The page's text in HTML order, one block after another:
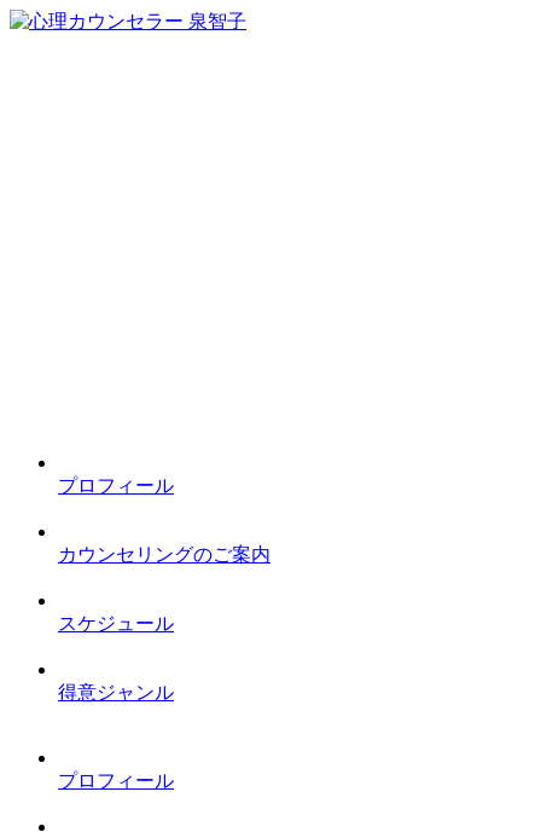
プロフィール
カウンセリングのご案内
スケジュール
得意ジャンル
プロフィール